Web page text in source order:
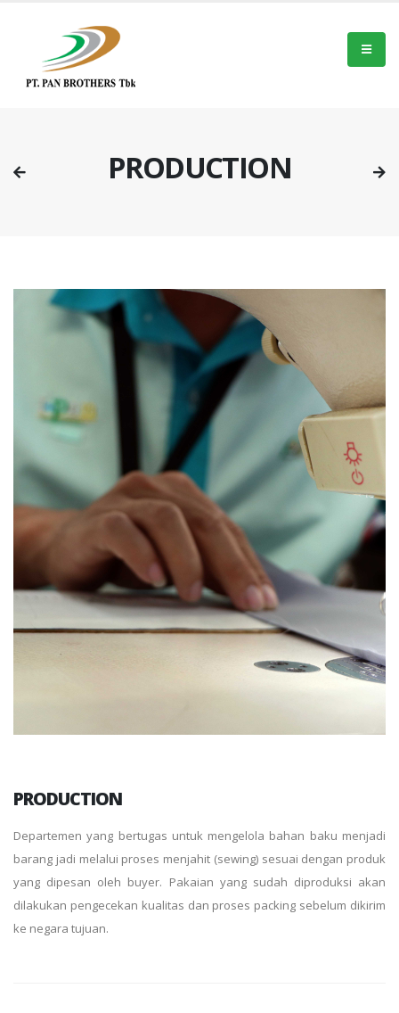
PRODUCTION
PRODUCTION
Departemen yang bertugas untuk mengelola bahan baku menjadi
barang jadi melalui proses menjahit (sewing) sesuai dengan produk
yang dipesan oleh buyer. Pakaian yang sudah diproduksi akan
dilakukan pengecekan kualitas dan proses packing sebelum dikirim
ke negara tujuan.